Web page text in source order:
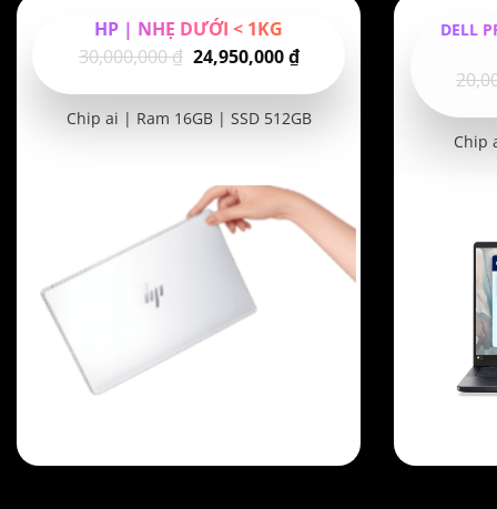
HP | NHẸ DƯỚI < 1KG
30,000,000₫ Giá
là:
24,950,000₫Giá
hiện
tại
Chip ai | Ram 16GB | SSD 512GB
DELL
Chip